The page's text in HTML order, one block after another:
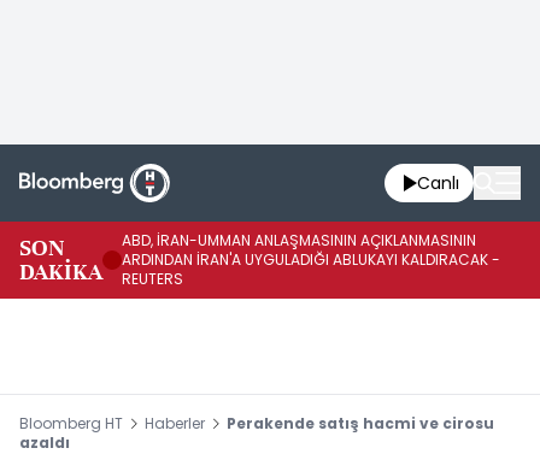
Canlı
SON
DAKİKA
ABD, İRAN-UMMAN ANLAŞMASININ AÇIKLANMASININ
ARDINDAN İRAN'A UYGULADIĞI ABLUKAYI KALDIRACAK -
REUTERS
Bloomberg HT Haberler
Perakende satış hacmi ve cirosu
azaldı